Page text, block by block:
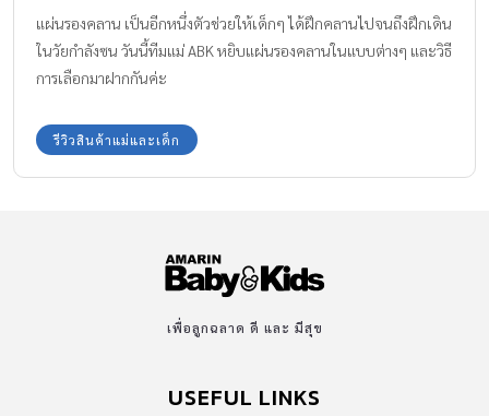
แผ่นรองคลาน เป็นอีกหนึ่งตัวช่วยให้เด็กๆ ได้ฝึกคลานไปจนถึงฝึกเดิน
ในวัยกำลังซน วันนี้ทีมแม่ ABK หยิบแผ่นรองคลานในแบบต่างๆ และวิธี
การเลือกมาฝากกันค่ะ
รีวิวสินค้าแม่และเด็ก
เพื่อลูกฉลาด ดี และ มีสุข
USEFUL LINKS